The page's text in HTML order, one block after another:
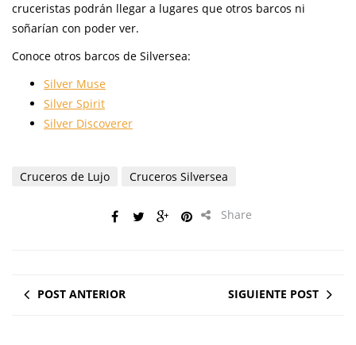
cruceristas podrán llegar a lugares que otros barcos ni
soñarían con poder ver.
Conoce otros barcos de Silversea:
Silver Muse
Silver Spirit
Silver Discoverer
Cruceros de Lujo Cruceros Silversea
Share
POST ANTERIOR SIGUIENTE POST